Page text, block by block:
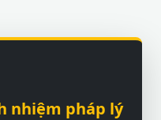
nhiệm pháp lý